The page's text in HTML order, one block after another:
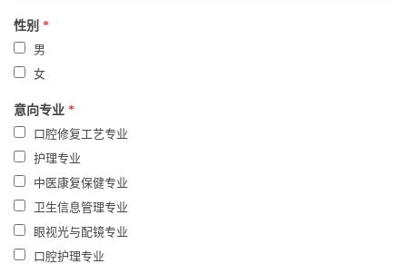
性别 *
男
女
意向专业 *
口腔修复工艺专业
护理专业
中医康复保健专业
卫生信息管理专业
眼视光与配镜专业
口腔护理专业